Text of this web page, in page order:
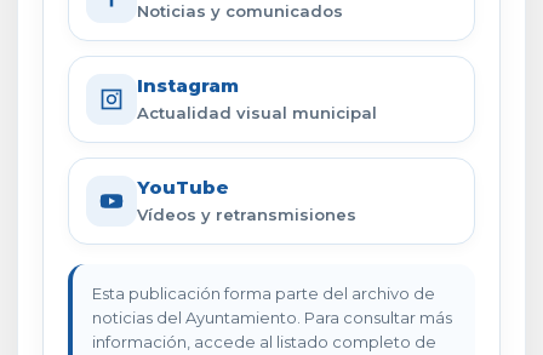
Noticias y comunicados
Instagram
Actualidad visual municipal
YouTube
Vídeos y retransmisiones
Esta publicación forma parte del archivo de
noticias del Ayuntamiento. Para consultar más
información, accede al listado completo de